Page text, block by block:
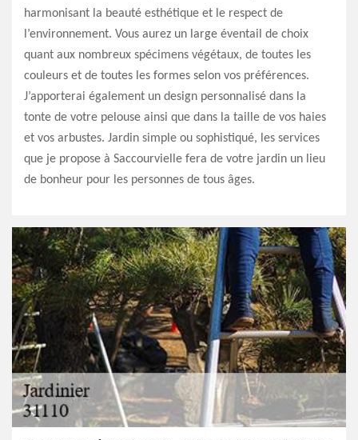
harmonisant la beauté esthétique et le respect de
l’environnement. Vous aurez un large éventail de choix
quant aux nombreux spécimens végétaux, de toutes les
couleurs et de toutes les formes selon vos préférences.
J’apporterai également un design personnalisé dans la
tonte de votre pelouse ainsi que dans la taille de vos haies
et vos arbustes. Jardin simple ou sophistiqué, les services
que je propose à Saccourvielle fera de votre jardin un lieu
de bonheur pour les personnes de tous âges.